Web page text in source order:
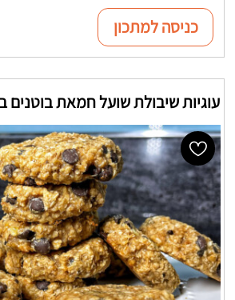
כניסה למתכון
עוגיות שיבולת שועל חמאת בוטנים